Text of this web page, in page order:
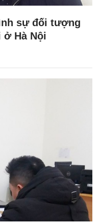
sự đối tượng
Hà Nội